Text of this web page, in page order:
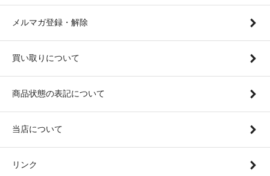
メルマガ登録・解除
買い取りについて
商品状態の表記について
当店について
リンク